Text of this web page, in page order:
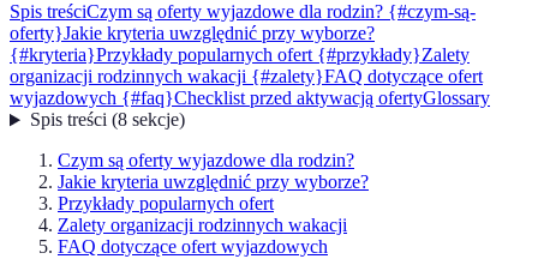
Spis treściCzym są oferty wyjazdowe dla rodzin? {#czym-są-
oferty}Jakie kryteria uwzględnić przy wyborze?
{#kryteria}Przykłady popularnych ofert {#przykłady}Zalety
organizacji rodzinnych wakacji {#zalety}FAQ dotyczące ofert
wyjazdowych {#faq}Checklist przed aktywacją ofertyGlossary
Spis treści(8 sekcje)
Czym są oferty wyjazdowe dla rodzin?
Jakie kryteria uwzględnić przy wyborze?
Przykłady popularnych ofert
Zalety organizacji rodzinnych wakacji
FAQ dotyczące ofert wyjazdowych